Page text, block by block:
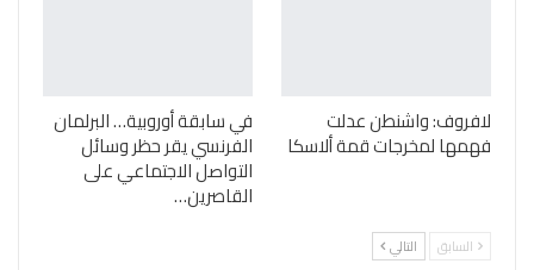
لافروف: واشنطن عدلت
فهمها لمخرجات قمة ألاسكا
في سابقة أوروبية… البرلمان
الفرنسي يقر حظر وسائل
التواصل الاجتماعي على
القاصرين…
السابق التالي